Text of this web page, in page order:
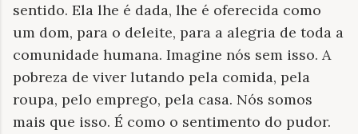
sentido. Ela lhe é dada, lhe é oferecida como
um dom, para o deleite, para a alegria de toda a
comunidade humana. Imagine nós sem isso. A
pobreza de viver lutando pela comida, pela
roupa, pelo emprego, pela casa. Nós somos
mais que isso. É como o sentimento do pudor.